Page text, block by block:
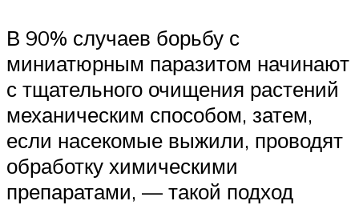
В 90% случаев борьбу с
миниатюрным паразитом начинают
с тщательного очищения растений
механическим способом, затем,
если насекомые выжили, проводят
обработку химическими
препаратами, — такой подход